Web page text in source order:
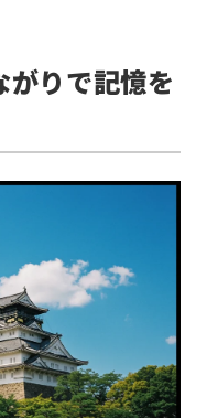
りで記憶を